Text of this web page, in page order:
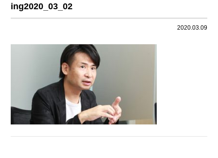
ing2020_03_02
2020.03.09